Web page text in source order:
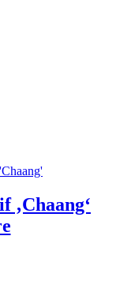
‚Chaang‘